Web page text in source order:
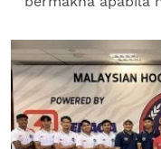
melengkapkan